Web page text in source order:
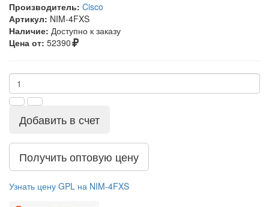
Производитель: Cisco
Артикул: NIM-4FXS
Наличие: Доступно к заказу
Цена от: 52390
Добавить в счет
Получить оптовую цену
Узнать цену GPL на NIM-4FXS